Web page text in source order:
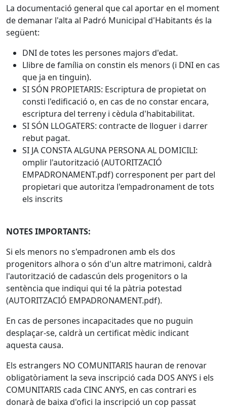
La documentació general que cal aportar en el moment
de demanar l'alta al Padró Municipal d'Habitants és la
següent:
DNI de totes les persones majors d'edat.
Llibre de família on constin els menors (i DNI en cas
que ja en tinguin).
SI SÓN PROPIETARIS: Escriptura de propietat on
consti l'edificació o, en cas de no constar encara,
escriptura del terreny i cèdula d'habitabilitat.
SI SÓN LLOGATERS: contracte de lloguer i darrer
rebut pagat.
SI JA CONSTA ALGUNA PERSONA AL DOMICILI:
omplir l'autorització (AUTORITZACIÓ
EMPADRONAMENT.pdf) corresponent per part del
propietari que autoritza l'empadronament de tots
els inscrits
NOTES IMPORTANTS:
Si els menors no s'empadronen amb els dos
progenitors alhora o són d'un altre matrimoni, caldrà
l'autorització de cadascún dels progenitors o la
sentència que indiqui qui té la pàtria potestad
(AUTORITZACIÓ EMPADRONAMENT.pdf).
En cas de persones incapacitades que no puguin
desplaçar-se, caldrà un certificat mèdic indicant
aquesta causa.
Els estrangers NO COMUNITARIS hauran de renovar
obligatòriament la seva inscripció cada DOS ANYS i els
COMUNITARIS cada CINC ANYS, en cas contrari es
donarà de baixa d'ofici la inscripció un cop passat